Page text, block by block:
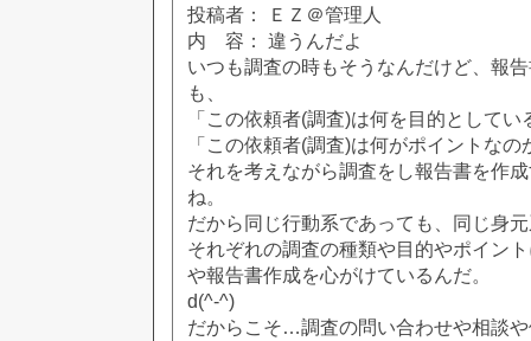
投稿者： ＥＺ＠管理人
内 容： 違うんだよ
いつも調査の時もそうなんだけど、報
も、
「この依頼者(調査)は何を目的としてい
「この依頼者(調査)は何がポイントなの
それを考えながら調査をし報告書を作
ね。
だから同じ行動系であっても、同じ身
それぞれの調査の種類や目的やポイン
や報告書作成を心がけているんだ。
d(^-^)
だからこそ…調査の問い合わせや相談